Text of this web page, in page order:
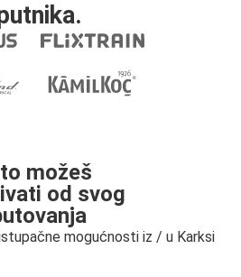
možeš
od svog
mogućnosti iz / u Karksi